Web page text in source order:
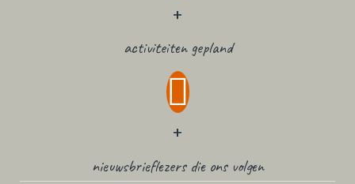
+
activiteiten gepland
+
nieuwsbrieflezers die ons volgen